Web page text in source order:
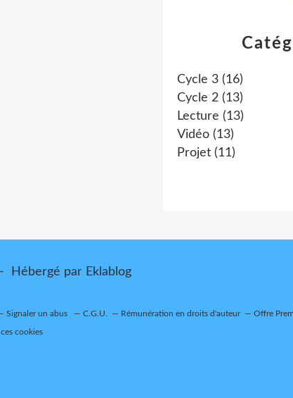
Cycle 3 (16)
Cycle 2 (13)
Lecture (13)
Vidéo (13)
Projet (11)
Hébergé par Eklablog
Signaler un abus C.G.U. Rémunération en droits d'auteur Offre
cookies